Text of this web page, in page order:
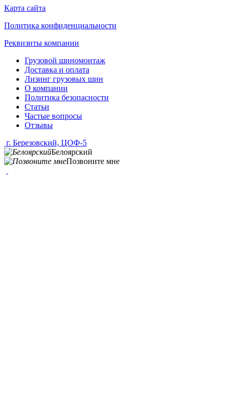
Карта сайта
Политика конфиденциальности
Реквизиты компании
Грузовой шиномонтаж
Доставка и оплата
Лизинг грузовых шин
О компании
Политика безопасности
Статьи
Частые вопросы
Отзывы
г. Березовский, ЦОФ-5
Белоярский
Позвоните мне